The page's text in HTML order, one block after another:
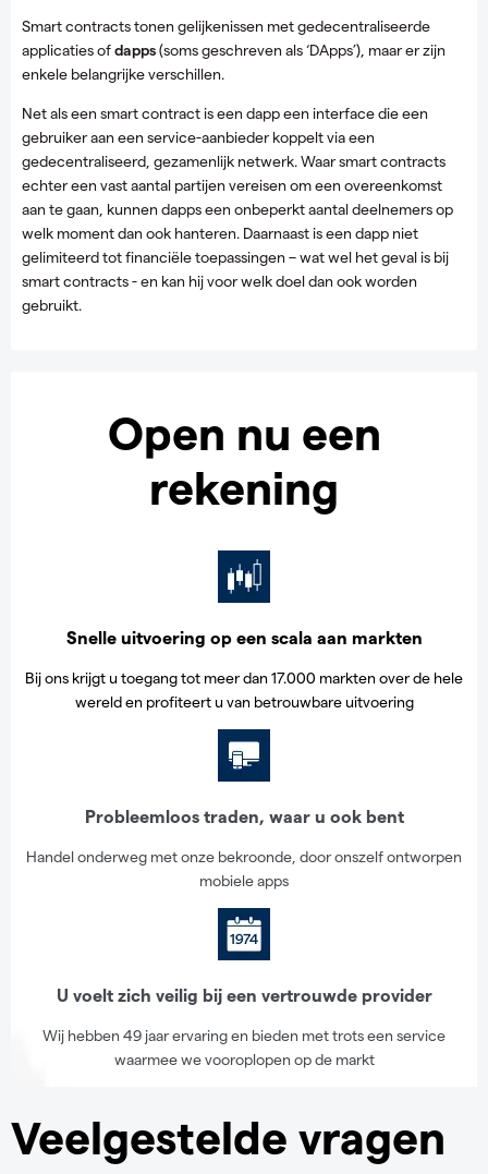
Smart contracts tonen gelijkenissen met gedecentraliseerde
applicaties ofdapps(soms geschreven als ‘DApps’), maar er zijn
enkele belangrijke verschillen.
Net als een smart contract is een dapp een interface die een
gebruiker aan een service-aanbieder koppelt via een
gedecentraliseerd, gezamenlijk netwerk. Waar smart contracts
echter een vast aantal partijen vereisen om een overeenkomst
aan te gaan, kunnen dapps een onbeperkt aantal deelnemers op
welk moment dan ook hanteren. Daarnaast is een dapp niet
gelimiteerd tot financiële toepassingen – wat wel het geval is bij
smart contracts - en kan hij voor welk doel dan ook worden
gebruikt.
Open nu een
rekening
Snelle uitvoering op een scala aan markten
Bij ons krijgt u toegang tot meer dan 17.000 markten over de hele
wereld en profiteert u van betrouwbare uitvoering
Probleemloos traden, waar u ook bent
Handel onderweg met onze bekroonde, door onszelf ontworpen
mobiele apps
U voelt zich veilig bij een vertrouwde provider
Wij hebben 49 jaar ervaring en bieden met trots een service
waarmee we vooroplopen op de markt
Veelgestelde vragen